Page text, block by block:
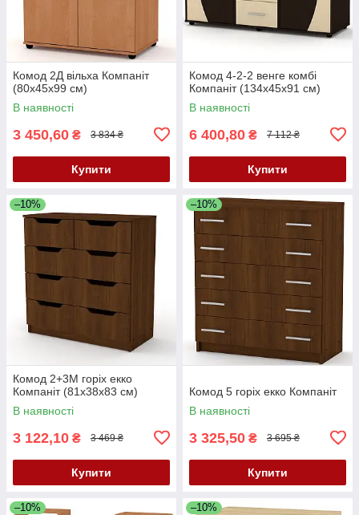
Комод 2Д вільха Компаніт
(80х45х99 см)
В наявності
3 450,60 ₴ 3 834 ₴
Купити
Комод 4-2-2 венге комбі
Компаніт (134х45х91 см)
В наявності
6 400,80 ₴ 7 112 ₴
Купити
–10%
Комод 2+3М горіх екко
Компаніт (81х38х83 см)
В наявності
3 122,10 ₴ 3 469 ₴
Купити
–10%
Комод 5 горіх екко Компаніт
В наявності
3 325,50 ₴ 3 695 ₴
Купити
–10% –10%